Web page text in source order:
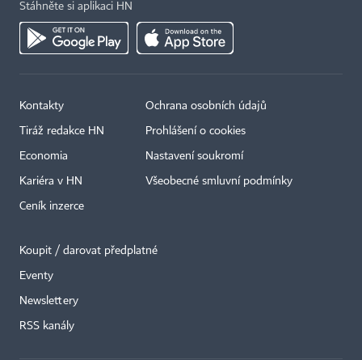
Stáhněte si aplikaci HN
Kontakty
Tiráž redakce HN
Economia
Kariéra v HN
Ceník inzerce
Ochrana osobních údajů
Prohlášení o cookies
Nastavení soukromí
Všeobecné smluvní podmínky
Koupit / darovat předplatné
Eventy
Newslettery
RSS kanály